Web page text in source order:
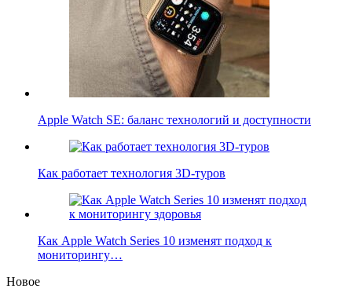
Apple Watch SE: баланс технологий и доступности
Как работает технология 3D-туров
Как Apple Watch Series 10 изменят подход к
мониторингу…
Новое